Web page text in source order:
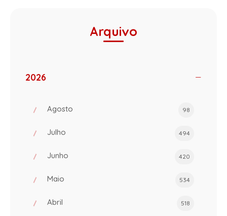
Arquivo
2026
Agosto 98
Julho 494
Junho 420
Maio 534
Abril 518